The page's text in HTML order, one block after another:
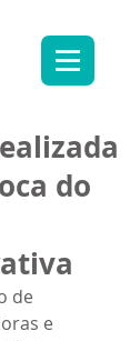
do
de
e